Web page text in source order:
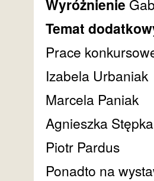
Wyróżnienie
Temat
Prace
Izabela Urbaniak
Marcela Paniak
Agnieszka Stępka
Piotr Pardus
Ponadto na